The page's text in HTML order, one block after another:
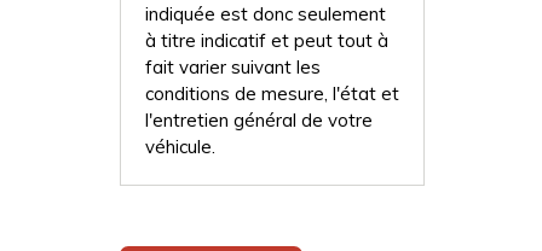
indiquée est donc seulement
à titre indicatif et peut tout à
fait varier suivant les
conditions de mesure, l'état et
l'entretien général de votre
véhicule.